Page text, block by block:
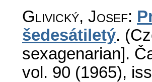
Glivický, Josef:
šedesátiletý.
sexagenarian].
vol. 90 (1965),